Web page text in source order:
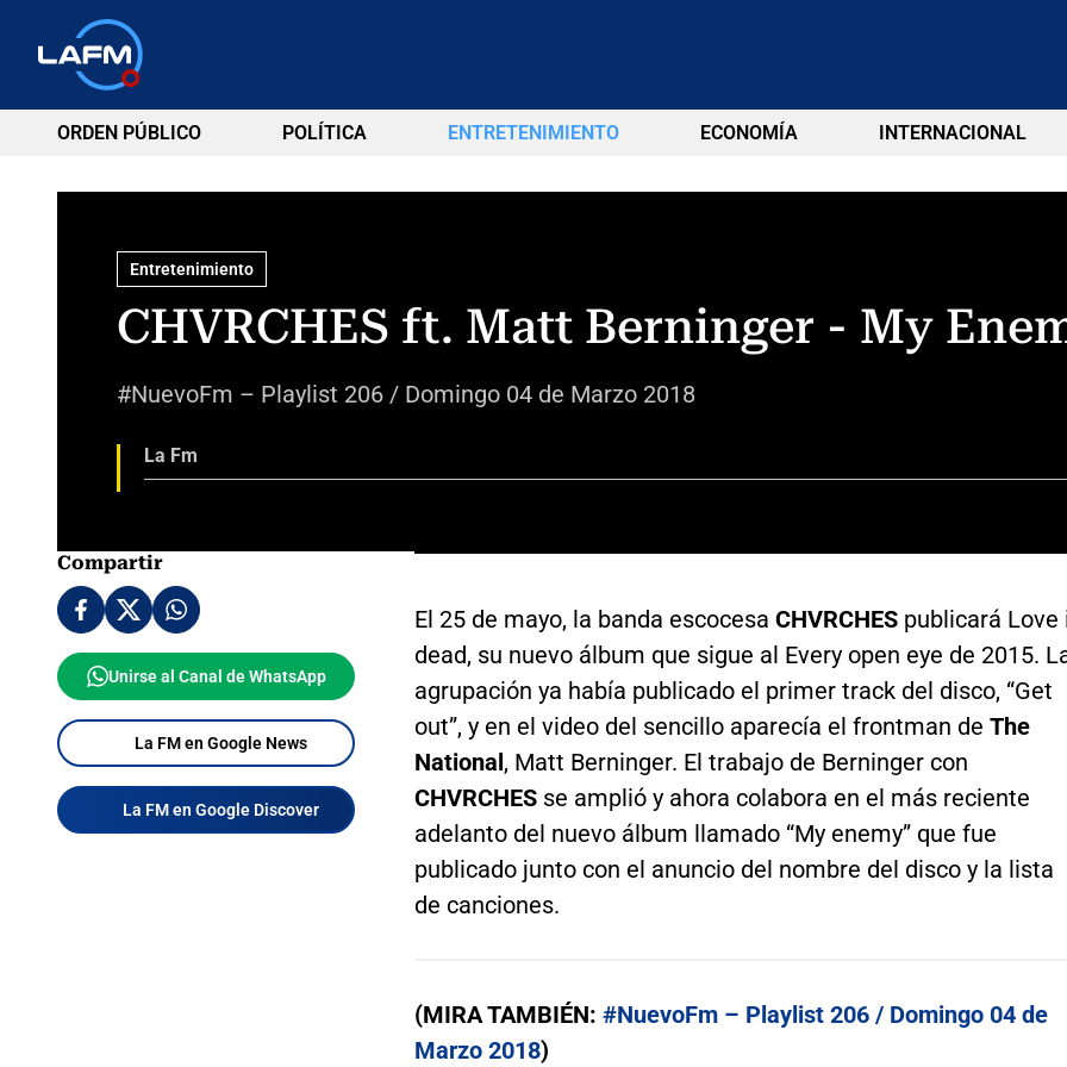
ORDEN PÚBLICO POLÍTICA ENTRETENIMIENTO ECONOMÍA INTERNACIONAL
Entretenimiento
CHVRCHES ft. Matt Berninger - My
#NuevoFm – Playlist 206 / Domingo 04 de Marzo 2018
La Fm
Compartir
Unirse al Canal de WhatsApp
La FM en Google News
La FM en Google Discover
El 25 de mayo, la banda escocesa CHVRCHESpublicará Love
dead, su nuevo álbum que sigue al Every open eye de 2015.
agrupación ya había publicado el primer track del disco, “Get
out”, y en el video del sencillo aparecía el frontman de The
National, Matt Berninger. El trabajo de Berninger con
CHVRCHESse amplió y ahora colabora en el más reciente
adelanto del nuevo álbum llamado “My enemy” que fue
publicado junto con el anuncio del nombre del disco y la lista
de canciones.
(MIRA TAMBIÉN: #NuevoFm – Playlist 206 / Domingo 04 de
Marzo 2018)